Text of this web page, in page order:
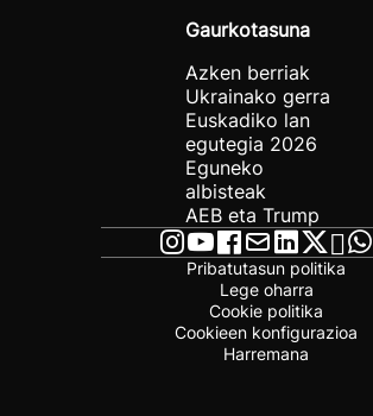
Gaurkotasuna
Azken berriak
Ukrainako gerra
Euskadiko lan
egutegia 2026
Eguneko
albisteak
AEB eta Trump
Pribatutasun politika
Lege oharra
Cookie politika
Cookieen konfigurazioa
Harremana